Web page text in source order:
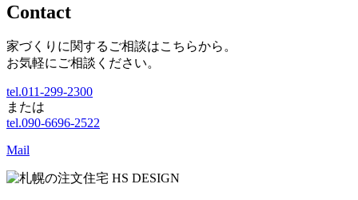
Contact
家づくりに関するご相談はこちらから。
お気軽にご相談ください。
tel.011-299-2300
または
tel.090-6696-2522
Mail